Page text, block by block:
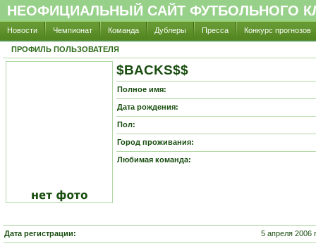
НЕОФИЦИАЛЬНЫЙ САЙТ ФУТБОЛЬНОГО
Новости Чемпионат Команда Дублеры Пресса Конкурс прогнозов
ПРОФИЛЬ ПОЛЬЗОВАТЕЛЯ
$BACKS$$
Полное имя:
Дата рождения:
Пол:
Город проживания:
Любимая команда:
Дата регистрации: 5 апреля 2006